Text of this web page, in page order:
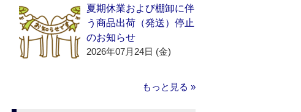
夏期休業および棚卸に伴
う商品出荷（発送）停止
のお知らせ
2026年07月24日 (金)
もっと見る »